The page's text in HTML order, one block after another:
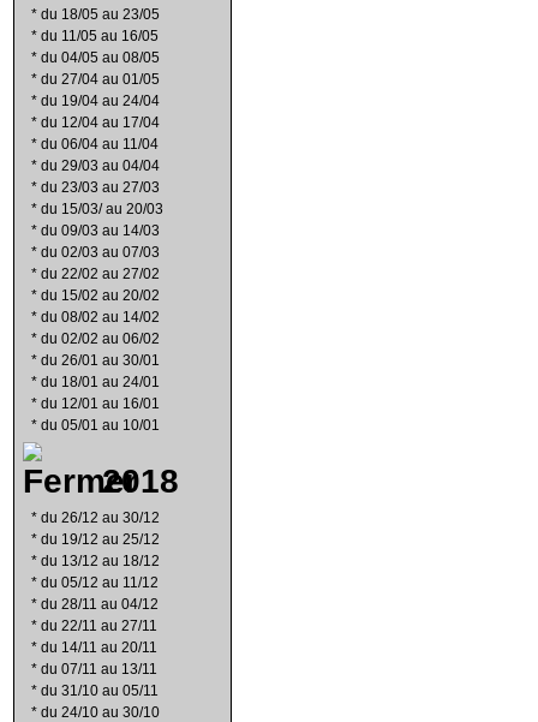
* du 18/05 au 23/05
* du 11/05 au 16/05
* du 04/05 au 08/05
* du 27/04 au 01/05
* du 19/04 au 24/04
* du 12/04 au 17/04
* du 06/04 au 11/04
* du 29/03 au 04/04
* du 23/03 au 27/03
* du 15/03/ au 20/03
* du 09/03 au 14/03
* du 02/03 au 07/03
* du 22/02 au 27/02
* du 15/02 au 20/02
* du 08/02 au 14/02
* du 02/02 au 06/02
* du 26/01 au 30/01
* du 18/01 au 24/01
* du 12/01 au 16/01
* du 05/01 au 10/01
2018
* du 26/12 au 30/12
* du 19/12 au 25/12
* du 13/12 au 18/12
* du 05/12 au 11/12
* du 28/11 au 04/12
* du 22/11 au 27/11
* du 14/11 au 20/11
* du 07/11 au 13/11
* du 31/10 au 05/11
* du 24/10 au 30/10